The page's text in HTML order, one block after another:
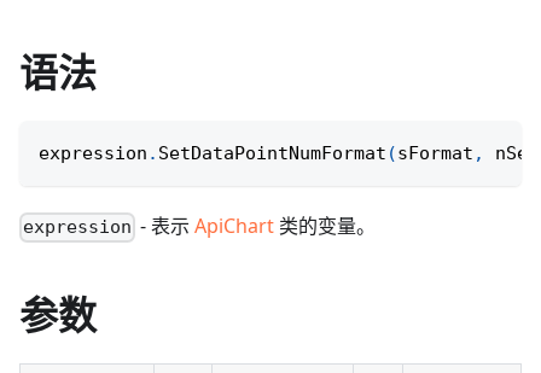
语法
expression . SetDataPointNumFormat (sFormat ,
expression - 表示ApiChart 类的变量。
参数